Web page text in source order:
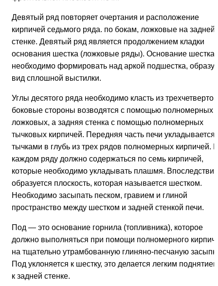
Девятый ряд повторяет очертания и расположение
кирпичей седьмого ряда. по бокам, ложковые на задней
стенке. Девятый ряд является продолжением кладки
основания шестка (ложковые ряды). Основание шестка
необходимо формировать над аркой подшестка,
вид сплошной выстилки.
Углы десятого ряда необходимо класть из
боковые стороны возводятся с помощью полномерных
ложковых, а задняя стенка с помощью полномерных
тычковых кирпичей. Передняя часть печи укладывается
тычками в глубь из трех рядов полномерных кирпичей. В
каждом ряду должно содержаться по семь кирпичей,
которые необходимо укладывать плашмя. Впоследствии
образуется плоскость, которая называется шестком.
Необходимо засыпать песком, гравием и глиной
пространство между шестком и задней стенкой печи.
Под — это основание горнила (топливника), которое
должно выполняться при помощи полномерного
на тщательно утрамбованную глиняно-песчаную
Под уклоняется к шестку, это делается легким поднятием
к задней стенке.